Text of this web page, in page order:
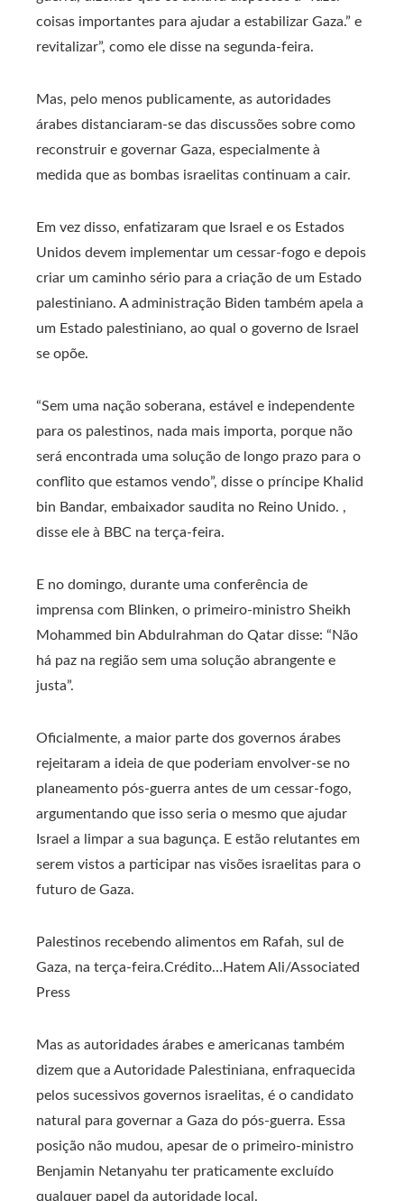
coisas importantes para ajudar a estabilizar Gaza.” e
revitalizar”, como ele disse na segunda-feira.
Mas, pelo menos publicamente, as autoridades
árabes distanciaram-se das discussões sobre como
reconstruir e governar Gaza, especialmente à
medida que as bombas israelitas continuam a cair.
Em vez disso, enfatizaram que Israel e os Estados
Unidos devem implementar um cessar-fogo e depois
criar um caminho sério para a criação de um Estado
palestiniano. A administração Biden também apela a
um Estado palestiniano, ao qual o governo de Israel
se opõe.
“Sem uma nação soberana, estável e independente
para os palestinos, nada mais importa, porque não
será encontrada uma solução de longo prazo para o
conflito que estamos vendo”, disse o príncipe Khalid
bin Bandar, embaixador saudita no Reino Unido. ,
disse ele à BBC na terça-feira.
E no domingo, durante uma conferência de
imprensa com Blinken, o primeiro-ministro Sheikh
Mohammed bin Abdulrahman do Qatar disse: “Não
há paz na região sem uma solução abrangente e
justa”.
Oficialmente, a maior parte dos governos árabes
rejeitaram a ideia de que poderiam envolver-se no
planeamento pós-guerra antes de um cessar-fogo,
argumentando que isso seria o mesmo que ajudar
Israel a limpar a sua bagunça. E estão relutantes em
serem vistos a participar nas visões israelitas para o
futuro de Gaza.
Palestinos recebendo alimentos em Rafah, sul de
Gaza, na terça-feira.Crédito… Hatem Ali/Associated
Press
Mas as autoridades árabes e americanas também
dizem que a Autoridade Palestiniana, enfraquecida
pelos sucessivos governos israelitas, é o candidato
natural para governar a Gaza do pós-guerra. Essa
posição não mudou, apesar de o primeiro-ministro
Benjamin Netanyahu ter praticamente excluído
qualquer papel da autoridade local.